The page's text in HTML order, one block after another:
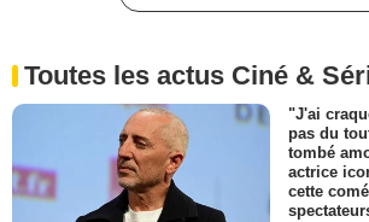
Toutes les actus Ciné &
"J'ai
pas du
tombé
actrice
cette